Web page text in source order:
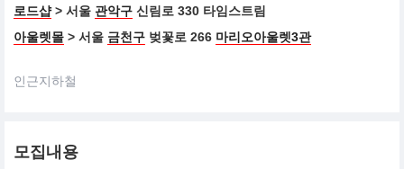
로드샵> 서울 관악구 신림로 330 타임스트림
아울렛몰 > 서울 금천구 벚꽃로 266 마리오아울렛3관
인근지하철
모집내용